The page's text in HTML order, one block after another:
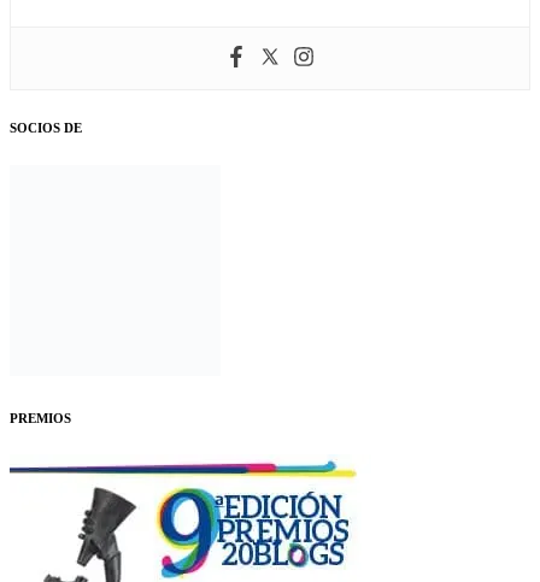
SOCIOS DE
PREMIOS